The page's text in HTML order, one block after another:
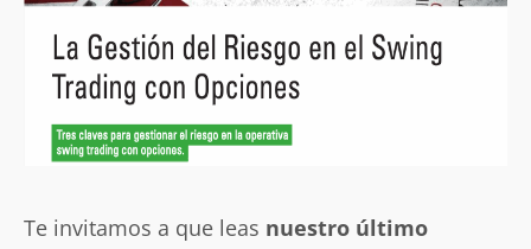
Te invitamos a que leas nuestro último